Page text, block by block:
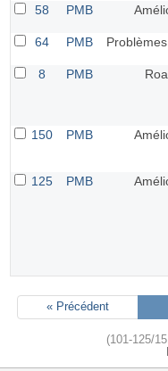
58
PMB
64
PMB
8
PMB
150
PMB
125
PMB
« Précédent
(101-125/